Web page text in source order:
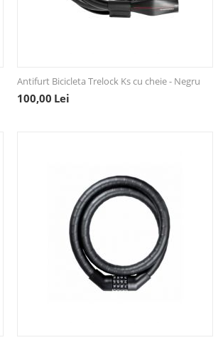
Antifurt Bicicleta Trelock Ks cu cheie - Negru
100,00 Lei